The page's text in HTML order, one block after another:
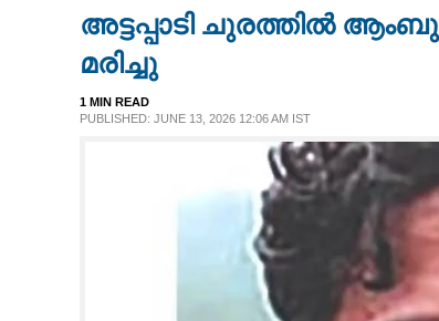
NEWS 360
CASE DIARY
അട്ടപ്പാടി ചുരത്തിൽ
മരിച്ചു
1 MIN READ
PUBLISHED: JUNE 13, 2026 12:06 AM IST